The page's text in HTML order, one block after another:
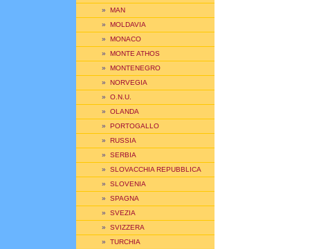
» MAN
» MOLDAVIA
» MONACO
» MONTE ATHOS
» MONTENEGRO
» NORVEGIA
» O.N.U.
» OLANDA
» PORTOGALLO
» RUSSIA
» SERBIA
» SLOVACCHIA REPUBBLICA
» SLOVENIA
» SPAGNA
» SVEZIA
» SVIZZERA
» TURCHIA